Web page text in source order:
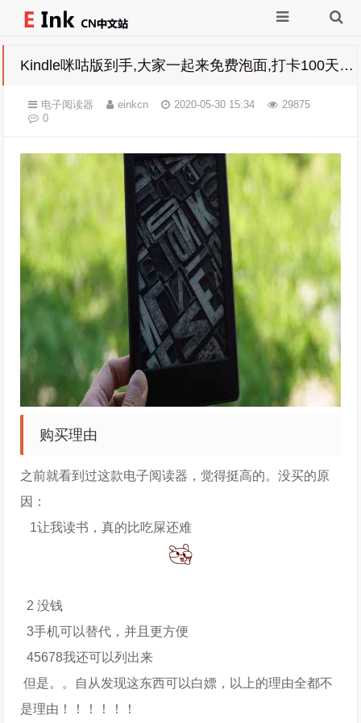
Kindle咪咕版到手,大家一起来免费泡面,打卡100天免费得活动
电子阅读器 einkcn 2020-05-30 15:34
29875
0
购买理由
之前就看到过这款电子阅读器，觉得挺高的。没买的原
因：
1让我读书，真的比吃屎还难
2 没钱
3手机可以替代，并且更方便
45678我还可以列出来
但是。。自从发现这东西可以白嫖，以上的理由全都不
是理由！！！！！！